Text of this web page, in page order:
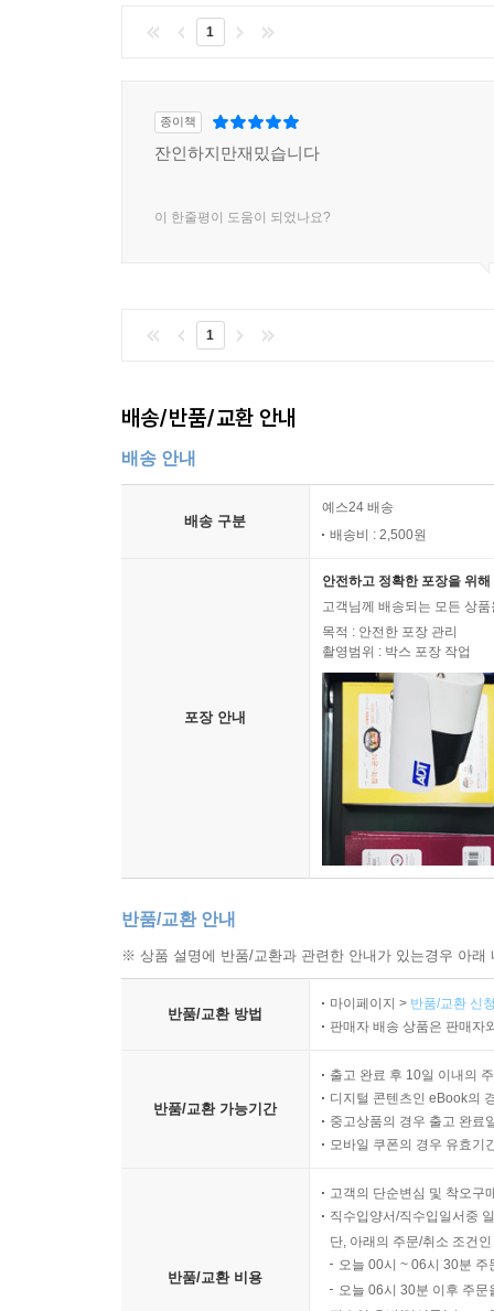
1
종이책
잔인하지만재밌습니다
이 한줄평이 도움이 되었나요?
1
배송/반품/교환 안내
배송 안내
배송 구분
예스24 배송
배송비 : 2,500원
포장 안내
안전하고 정확한 포장을 위
고객님께 배송되는 모든 상
목적 : 안전한 포장 관리
촬영범위 : 박스 포장 작업
반품/교환 안내
※ 상품 설명에 반품/교환과 관련한 안내가 있는경우 아
반품/교환 방법
마이페이지 > 반품/교환 신
판매자 배송 상품은 판매자
반품/교환 가능기간
출고 완료 후 10일 이내의
디지털 콘텐츠인 eBook의
중고상품의 경우 출고 완료
모바일 쿠폰의 경우 유효기
반품/교환 비용
고객의 단순변심 및 착오구
직수입양서/직수입일서중
단, 아래의 주문/취소 조건
오늘 00시 ~ 06시 30분
오늘 06시 30분 이후 주